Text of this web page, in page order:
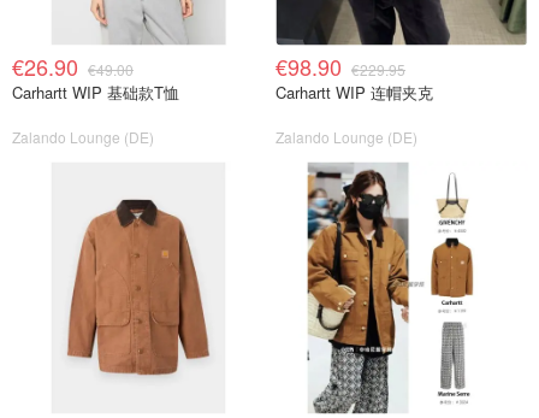
€26.90 €49.00
Carhartt WIP 基础款T恤
Zalando Lounge (DE)
€98.90 €229.95
Carhartt WIP 连帽夹克
Zalando Lounge (DE)